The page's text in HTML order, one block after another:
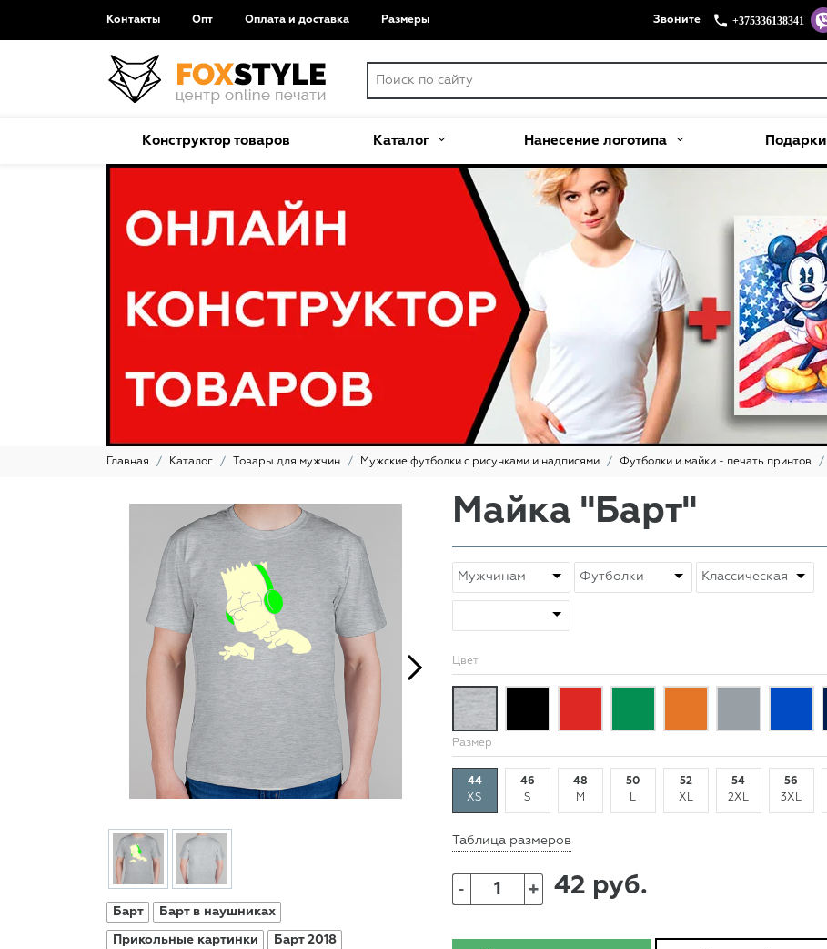
Контакты Опт Оплата и доставка Размеры Звоните +375336138341
Конструктор товаров Каталог Нанесение логотипа Подарки
Главная Каталог Товары для мужчин Мужские футболки с рисунками и надписями Футболки и майки - печать принтов
Барт Барт в наушниках
Прикольные картинки Барт 2018
Майка "Барт"
Цвет
Размер
44
XS
46
S
48
M
50
L
52
XL
54
2XL
56
3XL
Таблица размеров
- + 42 руб.